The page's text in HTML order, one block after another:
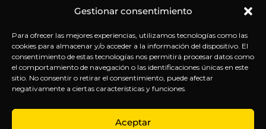
Gestionar consentimiento
Para ofrecer las mejores experiencias, utilizamos tecnologías como las
cookies para almacenar y/o acceder a la información del dispositivo. El
consentimiento de estas tecnologías nos permitirá procesar datos como
el comportamiento de navegación o las identificaciones únicas en este
sitio. No consentir o retirar el consentimiento, puede afectar
negativamente a ciertas características y funciones.
Aceptar
publicaciones y
suscripción.
EXPLORA LEGAL SÍGUENOS